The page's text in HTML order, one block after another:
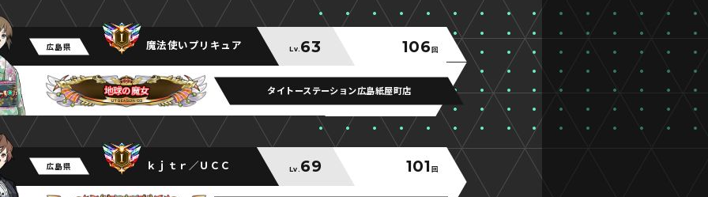
広島県 魔法使いプリキュア Lv. 63 106回
地球の魔女
地球の魔女
地球の魔女 タイトーステーション広島紙屋町店
広島県 ｋｊｔｒ／ＵＣＣ Lv. 69 101回